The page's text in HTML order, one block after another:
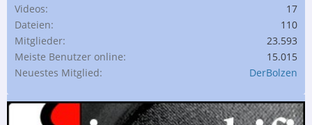
Videos
17
Dateien
110
Mitglieder
23.593
Meiste Benutzer online
15.015
Neuestes Mitglied
DerBolzen